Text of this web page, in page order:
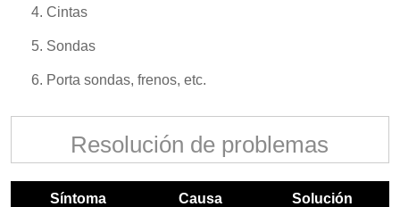
Cintas
Sondas
Porta sondas, frenos, etc.
Resolución de problemas
Síntoma Causa Solución